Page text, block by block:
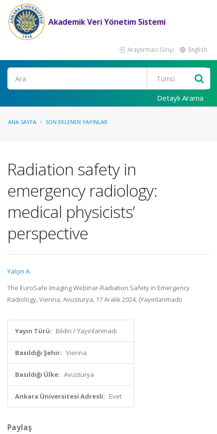
Akademik Veri Yönetim Sistemi
Araştırmacı Girişi English
Ara
Detaylı Arama
ANA SAYFA SON EKLENEN YAYINLAR
Radiation safety in
emergency radiology:
medical physicists’
perspective
Yalçın A.
The EuroSafe Imaging Webinar-Radiation Safety in Emergency
Radiology, Vienna, Avusturya, 17 Aralık 2024, (Yayınlanmadı)
Yayın Türü: Bildiri / Yayınlanmadı
Basıldığı Şehir: Vienna
Basıldığı Ülke: Avusturya
Ankara Üniversitesi Adresli: Evet
Paylaş